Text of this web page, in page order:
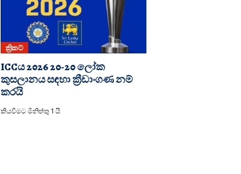
ක්‍රිකට්
ICCය 2026 20-20 ලෝක
කුසලානය සඳහා ක්‍රීඩාංගණ නම්
කරයි
කියවීමට මිනිත්තු 1 යි